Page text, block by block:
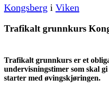
Kongsberg i Viken
Trafikalt grunnkurs
Trafikalt grunnkurs er et
undervisningstimer som skal
starter med øvingskjøringen.